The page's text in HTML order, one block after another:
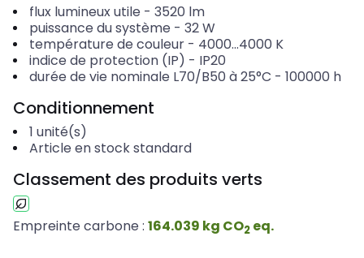
flux lumineux utile - 3520 lm
puissance du système - 32W
température de couleur- 4000...4000 K
indice de protection (IP) - IP20
durée de vie nominale L70/B50 à 25°C - 100000 h
Conditionnement
1 unité(s)
Article en stock standard
Classement des produits verts
Empreinte carbone : 164.039 kg CO2 eq.